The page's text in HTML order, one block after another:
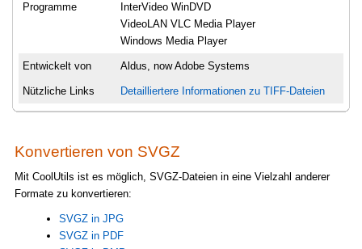
Programme
InterVideo WinDVD
VideoLAN VLC Media Player
Windows Media Player
Entwickelt von Aldus, now Adobe Systems
Nützliche Links Detailliertere Informationen zu TIFF-Dateien
Konvertieren von SVGZ
Mit CoolUtils ist es möglich, SVGZ-Dateien in eine Vielzahl anderer
Formate zu konvertieren:
SVGZ in JPG
SVGZ in PDF